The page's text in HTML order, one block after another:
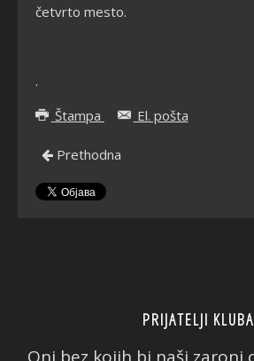
četvrto mesto.
.
Štampa
El. pošta
Prethodna
PRIJATELJI KLUBA